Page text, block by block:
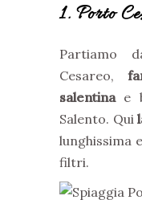
1. Porto
Partiamo
Cesareo,
salentinae
Salento. Qui
lunghissima
filtri.